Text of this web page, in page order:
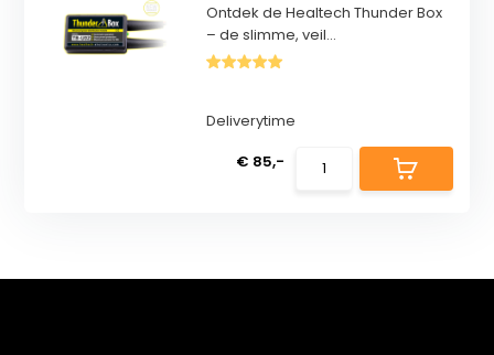
Ontdek de Healtech Thunder Box
– de slimme, veil...
Deliverytime
€ 85,-